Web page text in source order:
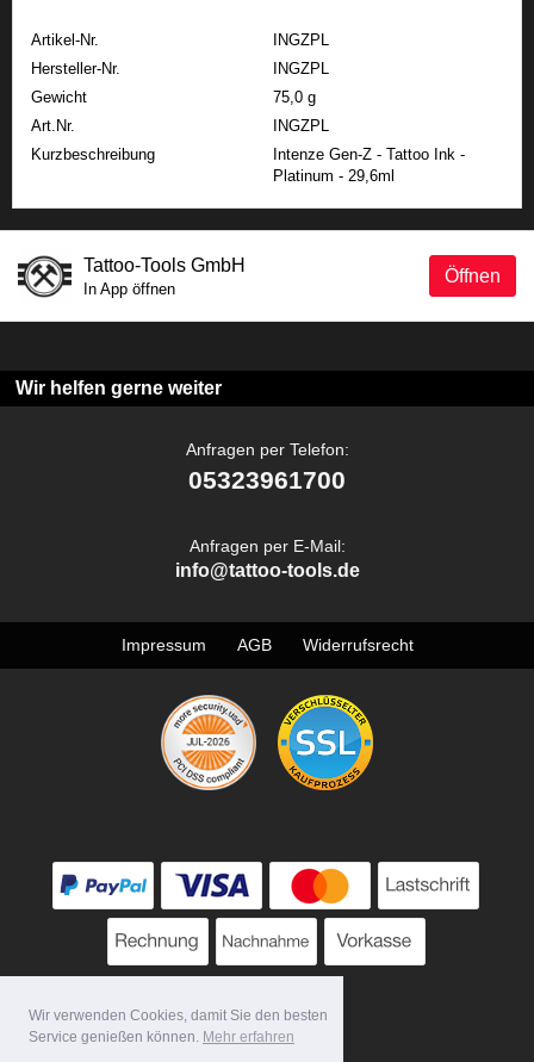
Wir verwenden Cookies, damit Sie den besten
Service genießen können. Mehr erfahren
Artikel-Nr.
INGZPL
Hersteller-Nr.
INGZPL
Gewicht
75,0 g
Art.Nr.
INGZPL
Kurzbeschreibung
Intenze Gen-Z - Tattoo Ink -
Platinum - 29,6ml
Öffnen
Tattoo-Tools GmbH
In App öffnen
Wir helfen gerne weiter
Anfragen per Telefon:
05323961700
Anfragen per E-Mail:
info@tattoo-tools.de
Impressum AGB Widerrufsrecht